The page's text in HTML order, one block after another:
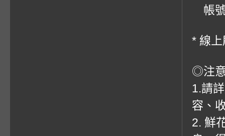
帳
* 線
◎注
1.請
容、
2. 鮮